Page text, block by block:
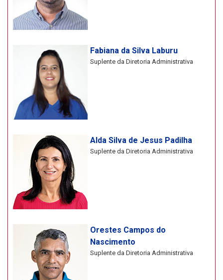
Fabiana da Silva Laburu
Suplente da Diretoria Administrativa
Alda Silva de Jesus Padilha
Suplente da Diretoria Administrativa
Orestes Campos do
Nascimento
Suplente da Diretoria Administrativa